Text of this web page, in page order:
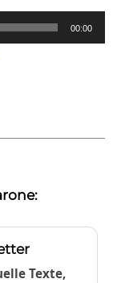
00:00
Texte,